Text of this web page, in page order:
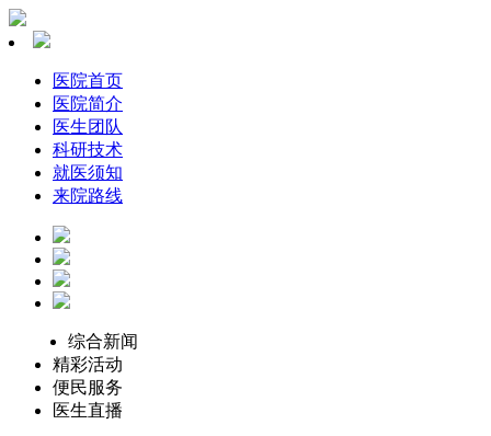
医院首页
医院简介
医生团队
科研技术
就医须知
来院路线
综合新闻
精彩活动
便民服务
医生直播